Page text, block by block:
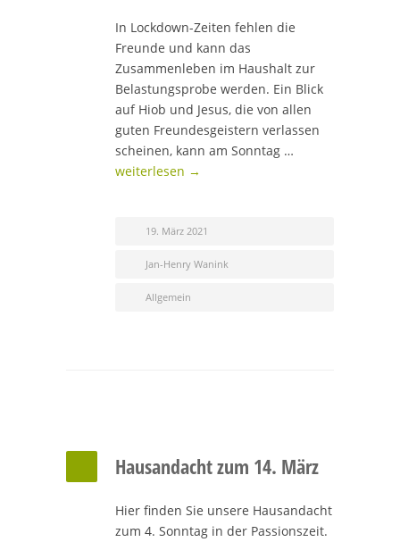
In Lockdown-Zeiten fehlen die
Freunde und kann das
Zusammenleben im Haushalt zur
Belastungsprobe werden. Ein Blick
auf Hiob und Jesus, die von allen
guten Freundesgeistern verlassen
scheinen, kann am Sonntag …
weiterlesen →
19. März 2021
Jan-Henry Wanink
Allgemein
Hausandacht zum 14. März
Hier finden Sie unsere Hausandacht
zum 4. Sonntag in der Passionszeit.